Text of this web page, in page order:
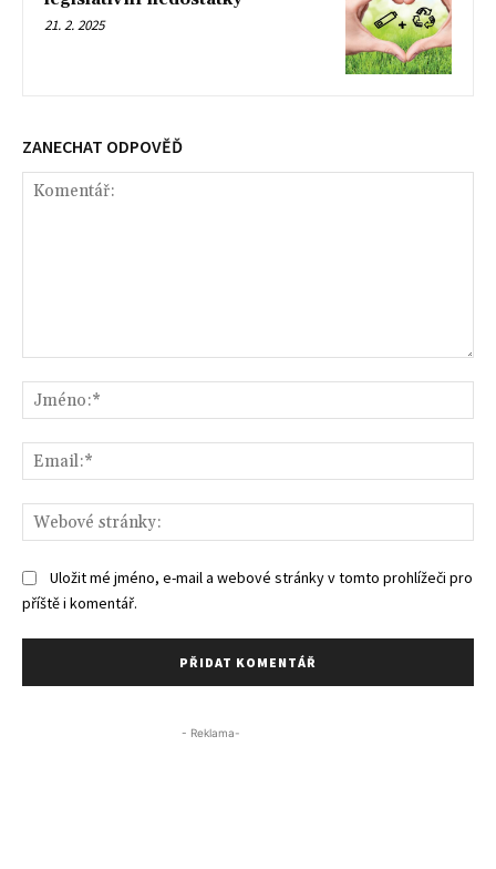
21. 2. 2025
ZANECHAT ODPOVĚĎ
Uložit mé jméno, e-mail a webové stránky v tomto prohlížeči pro
příště i komentář.
- Reklama-